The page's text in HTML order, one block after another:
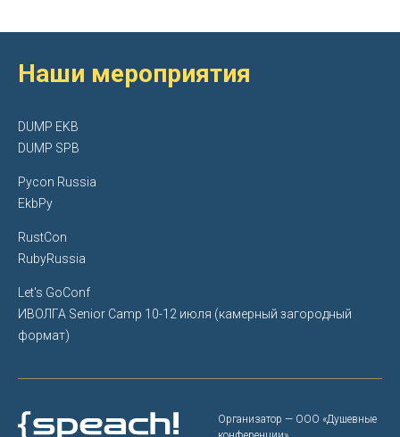
Наши мероприятия
DUMP EKB
DUMP SPB
Pycon Russia
EkbPy
RustCon
RubyRussia
Let's GoConf
ИВОЛГА Senior Camp 10-12 июля (камерный загородный
формат)
Организатор — ООО «‎Душевные